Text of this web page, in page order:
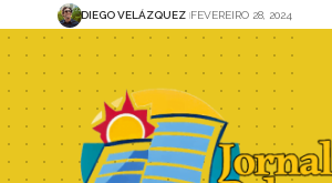
DIEGO VELÁZQUEZ FEVEREIRO 28, 2024